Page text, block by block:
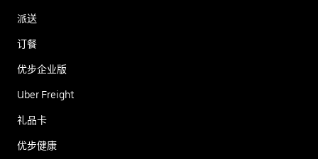
派送
订餐
优步企业版
Uber Freight
礼品卡
优步健康